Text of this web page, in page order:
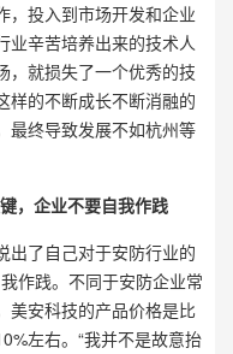
，投入到市场开发和企业
业辛苦培养出来的技术人
，就损失了一个优秀的技
样的不断成长不断消融的
最终导致发展不如杭州等
，企业不要自我作践
出了自己对于安防行业的
作践。不同于安防企业常
美安科技的产品价格是比
左右。“我并不是故意抬